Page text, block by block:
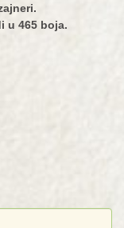
u 465 boja.